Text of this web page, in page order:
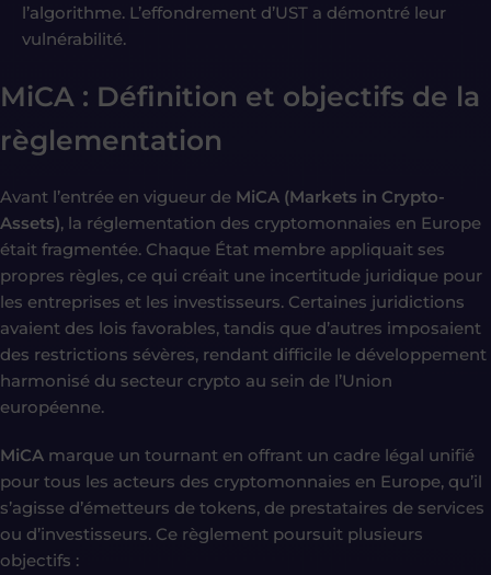
l’algorithme. L’effondrement d’UST a démontré leur
vulnérabilité.
MiCA : Définition et objectifs de la
règlementation
Avant l’entrée en vigueur de MiCA (Markets in Crypto-
Assets), la réglementation des cryptomonnaies en Europe
était fragmentée. Chaque État membre appliquait ses
propres règles, ce qui créait une incertitude juridique pour
les entreprises et les investisseurs. Certaines juridictions
avaient des lois favorables, tandis que d’autres imposaient
des restrictions sévères, rendant difficile le développement
harmonisé du secteur crypto au sein de l’Union
européenne.
MiCA marque un tournant en offrant un cadre légal unifié
pour tous les acteurs des cryptomonnaies en Europe, qu’il
s’agisse d’émetteurs de tokens, de prestataires de services
ou d’investisseurs. Ce règlement poursuit plusieurs
objectifs :